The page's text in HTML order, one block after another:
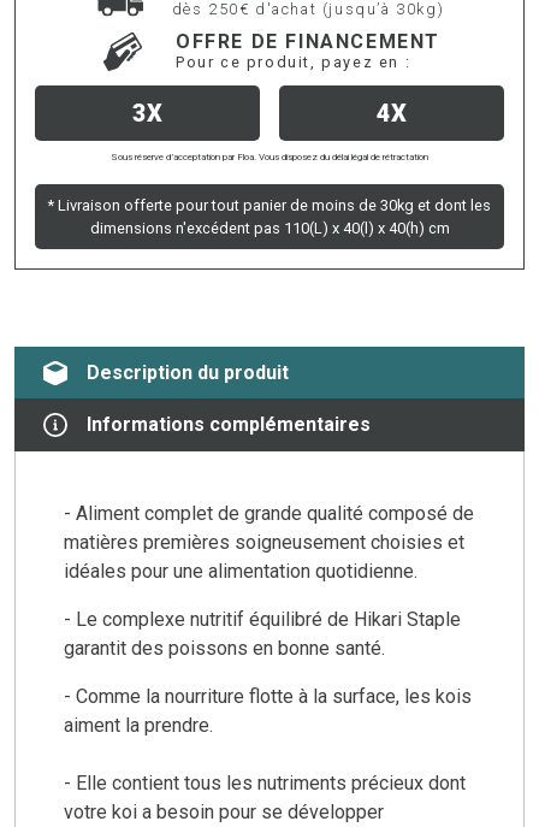
dès 250€ d'achat (jusqu’à 30kg)
OFFRE DE FINANCEMENT
Pour ce produit, payez en :
3X 4X
Sous réserve d’acceptation par Floa. Vous disposez du délai légal de rétractation
* Livraison offerte pour tout panier de moins de 30kg et dont les
dimensions n'excédent pas 110(L) x 40(l) x 40(h) cm
Description du produit
Informations complémentaires
- Aliment complet de grande qualité composé de
matières premières soigneusement choisies et
idéales pour une alimentation quotidienne.
- Le complexe nutritif équilibré de Hikari Staple
garantit des poissons en bonne santé.
- Comme la nourriture flotte à la surface, les kois
aiment la prendre.
- Elle contient tous les nutriments précieux dont
votre koi a besoin pour se développer